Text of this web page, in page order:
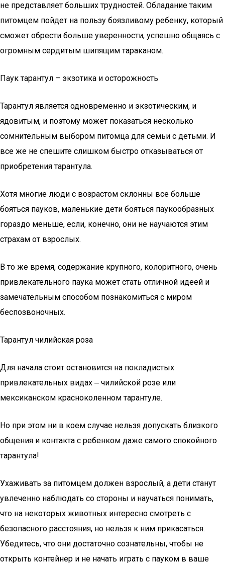
не представляет больших трудностей. Обладание таким
питомцем пойдет на пользу боязливому ребенку, который
сможет обрести больше уверенности, успешно общаясь с
огромным сердитым шипящим тараканом.
Паук тарантул – экзотика и осторожность
Тарантул является одновременно и экзотическим, и
ядовитым, и поэтому может показаться несколько
сомнительным выбором питомца для семьи с детьми. И
все же не спешите слишком быстро отказываться от
приобретения тарантула.
Хотя многие люди с возрастом склонны все больше
бояться пауков, маленькие дети бояться паукообразных
гораздо меньше, если, конечно, они не научаются этим
страхам от взрослых.
В то же время, содержание крупного, колоритного, очень
привлекательного паука может стать отличной идеей и
замечательным способом познакомиться с миром
беспозвоночных.
Тарантул чилийская роза
Для начала стоит остановится на покладистых
привлекательных видах ‒ чилийской розе или
мексиканском красноколенном тарантуле.
Но при этом ни в коем случае нельзя допускать близкого
общения и контакта с ребенком даже самого спокойного
тарантула!
Ухаживать за питомцем должен взрослый, а дети станут
увлеченно наблюдать со стороны и научаться понимать,
что на некоторых животных интересно смотреть с
безопасного расстояния, но нельзя к ним прикасаться.
Убедитесь, что они достаточно сознательны, чтобы не
открыть контейнер и не начать играть с пауком в ваше